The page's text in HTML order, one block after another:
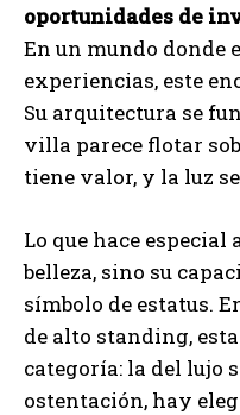
oportunidades de
En un mundo donde
experiencias, este
Su arquitectura se
villa parece flotar
tiene valor, y la luz
Lo que hace especial
belleza, sino su
símbolo de estatus.
de alto standing,
categoría: la del lujo
ostentación, hay